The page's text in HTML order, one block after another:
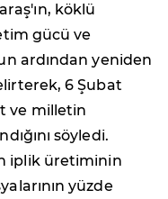
köklü
gücü ve
ardından yeniden
6 Şubat
ve milletin
söyledi.
iplik üretiminin
yüzde